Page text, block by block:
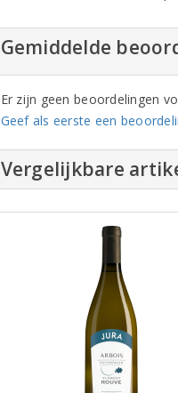
Gemiddelde
Er zijn geen beoordelingen
Geef als eerste een
Vergelijkbare